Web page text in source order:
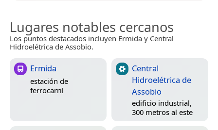
Lugares notables cercanos
Los puntos destacados incluyen Ermida y Central
Hidroelétrica de Assobio.
Ermida
estación de
ferrocarril
Central
Hidroelétrica de
Assobio
edificio industrial,
300 metros al este